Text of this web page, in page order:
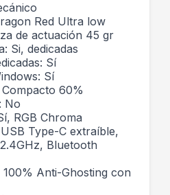
Red Ultra low
de actuación 45 gr
Si, dedicadas
Sí
Sí
60%
No
RGB Chroma
Type-C extraíble,
Bluetooth
Anti-Ghosting con